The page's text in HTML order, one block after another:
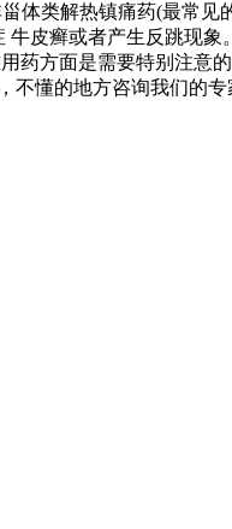
类解热镇痛药(最常见
皮癣或者产生反跳现象。
方面是需要特别注意的
懂的地方咨询我们的专